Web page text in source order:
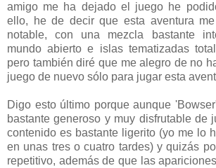
amigo me ha dejado el juego he
ello, he de decir que esta aventura
notable, con una mezcla bastante
mundo abierto e islas tematizadas
pero también diré que me alegro de no
juego de nuevo sólo para jugar esta
Digo esto último porque aunque
bastante generoso y muy disfrutable de
contenido es bastante ligerito (yo me lo
en unas tres o cuatro tardes) y quizás
repetitivo, además de que las